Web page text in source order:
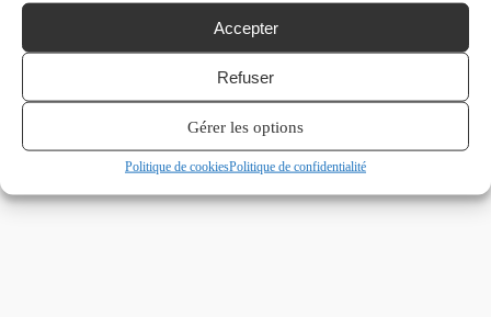
Accepter
Refuser
Gérer les options
Politique de cookiesPolitique de confidentialité